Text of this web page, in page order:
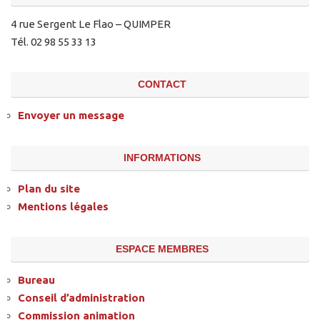
4 rue Sergent Le Flao – QUIMPER
Tél. 02 98 55 33 13
CONTACT
Envoyer un message
INFORMATIONS
Plan du site
Mentions légales
ESPACE MEMBRES
Bureau
Conseil d’administration
Commission animation